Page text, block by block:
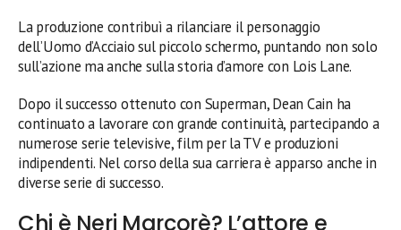
La produzione contribuì a rilanciare il personaggio
dell’Uomo d’Acciaio sul piccolo schermo, puntando non solo
sull’azione ma anche sulla storia d’amore con Lois Lane.
Dopo il successo ottenuto con Superman, Dean Cain ha
continuato a lavorare con grande continuità, partecipando a
numerose serie televisive, film per la TV e produzioni
indipendenti. Nel corso della sua carriera è apparso anche in
diverse serie di successo.
Chi è Neri Marcorè? L’attore e